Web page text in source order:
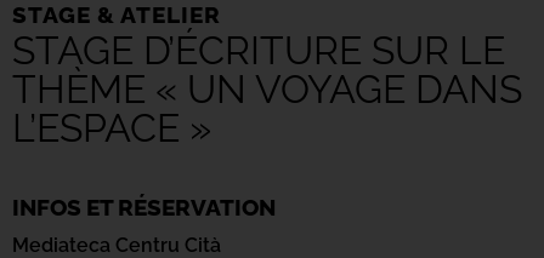
STAGE & ATELIER
STAGE D’ÉCRITURE SUR LE
THÈME « UN VOYAGE DANS
L’ESPACE »
INFOS ET RÉSERVATION
Mediateca Centru Cità